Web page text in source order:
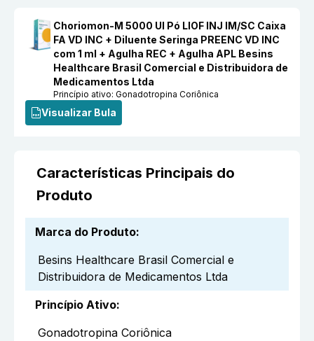
Choriomon-M 5000 UI Pó LIOF INJ IM/SC Caixa
FA VD INC + Diluente Seringa PREENC VD INC
com 1 ml + Agulha REC + Agulha APL Besins
Healthcare Brasil Comercial e Distribuidora de
Medicamentos Ltda
Princípio ativo:Gonadotropina Coriônica
Visualizar Bula
Características Principais do
Produto
Marca do Produto:
Besins Healthcare Brasil Comercial e
Distribuidora de Medicamentos Ltda
Princípio Ativo:
Gonadotropina Coriônica